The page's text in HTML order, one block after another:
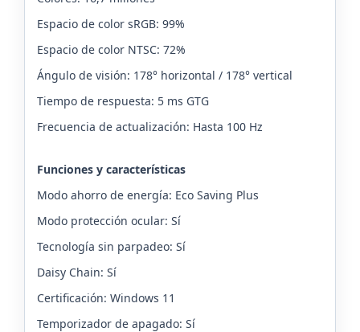
Espacio de color sRGB: 99%
Espacio de color NTSC: 72%
Ángulo de visión: 178° horizontal / 178° vertical
Tiempo de respuesta: 5 ms GTG
Frecuencia de actualización: Hasta 100 Hz
Funciones y características
Modo ahorro de energía: Eco Saving Plus
Modo protección ocular: Sí
Tecnología sin parpadeo: Sí
Daisy Chain: Sí
Certificación: Windows 11
Temporizador de apagado: Sí